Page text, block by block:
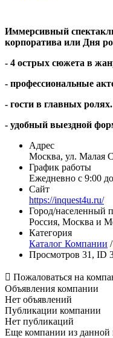
Иммерсивный
корпоратива или Дня
- 4 острых сюжета в
- профессиональные
- гости в главных
- удобный выездной
Адрес
Москва, ул. Малая
График работы
Ежедневно с 9:00
Сайт
https://inquest4u.ru/
Город/населенный
Россия, Москва и
Категория
Каталог Компании /
Просмотров 31, ID
 Пожаловаться на
Объявления компании
Нет объявлений
Публикации компании
Нет публикаций
Еще компании из данной